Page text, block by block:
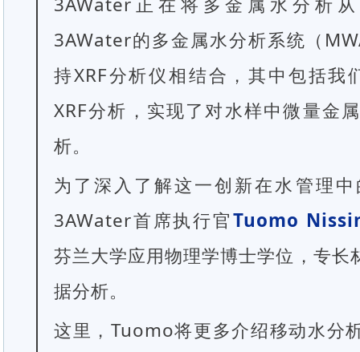
3AWater的多金属水分析系统（
持XRF分析仪相结合，其中包括
XRF分析，实现了对水样中微量金
析。
为了深入了解这一创新在水管理
3AWater首席执行官Tuomo
芬兰大学应用物理学博士学位，专长
据分析。
这里，Tuomo将更多介绍移动水分